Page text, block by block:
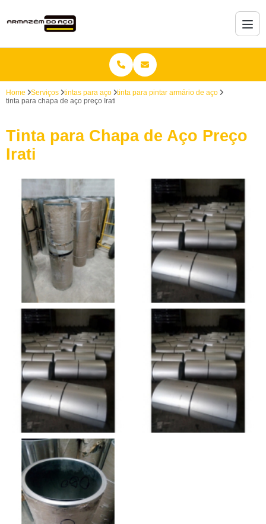
Home Serviços tintas para aço
tinta para pintar armário de aço
tinta para chapa de aço preço Irati
Tinta para Chapa de Aço Preço
Irati